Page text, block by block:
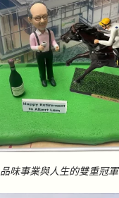
品味事業與人生的雙重冠軍